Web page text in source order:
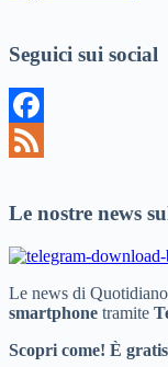
Seguici sui social
Facebook
Le nostre news
Le news di
smartphone tramite
Scopri come! È